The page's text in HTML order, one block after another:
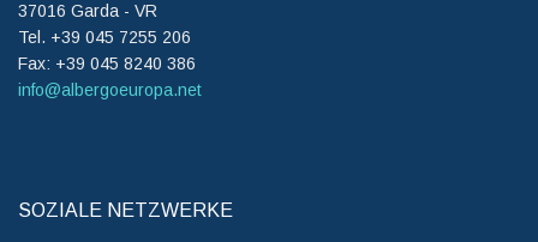
37016 Garda - VR
Tel. +39 045 7255 206
Fax: +39 045 8240 386
info@albergoeuropa.net
SOZIALE NETZWERKE